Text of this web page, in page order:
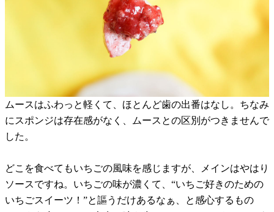
ムースはふわっと軽くて、ほとんど歯の出番はなし。ちなみ
にスポンジは存在感がなく、ムースとの区別がつきませんで
した。
どこを食べてもいちごの風味を感じますが、メインはやはり
ソースですね。いちごの味が濃くて、“いちご好きのための
いちごスイーツ！”と謳うだけあるなぁ、と感心するもの